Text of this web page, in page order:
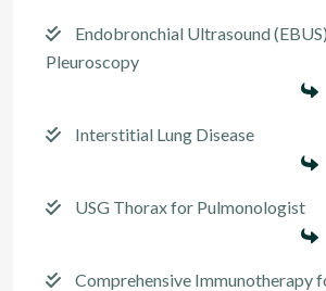
Endobronchial Ultrasound
Pleuroscopy
Interstitial Lung Disease
USG Thorax for Pulmonologist
Comprehensive Immunotherapy